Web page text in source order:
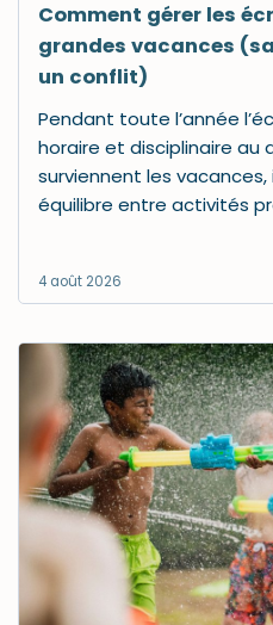
Comment gérer les
grandes vacances
un conflit)
4 août 2026
Pendant toute l’année
horaire et disciplinaire au
surviennent les
équilibre entre activités